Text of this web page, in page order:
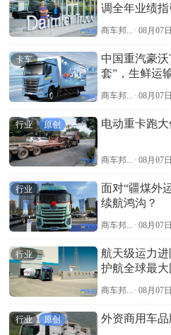
调全年业绩指
商车邦... · 08月07日
卡车
中国重汽豪
套”，生鲜运
商车邦... · 08月07日
行业 原创 电动重卡跑
商车邦... · 08月07日
行业
面对“疆煤外
续航鸿沟？
商车邦... · 08月07日
行业
航天级运力
护航全球最
商车邦... · 08月07日
行业 原创 外资商用车